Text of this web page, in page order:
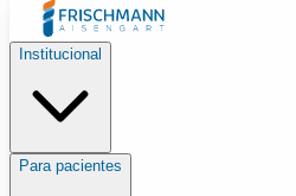
Institucional
Para pacientes